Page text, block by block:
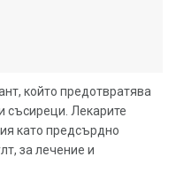
който предотвратява
съсиреци. Лекарите
като предсърдно
за лечение и